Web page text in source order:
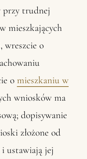
przy trudnej
mieszkających
wreszcie o
o mieszkaniu w
wniosków ma
dopisywanie
złożone od
i ustawiają jej